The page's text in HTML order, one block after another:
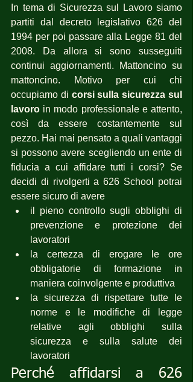
In tema di Sicurezza sul Lavoro siamo
partiti dal decreto legislativo 626 del
1994 per poi passare alla Legge 81 del
2008. Da allora si sono susseguiti
continui aggiornamenti. Mattoncino su
mattoncino. Motivo per cui chi
occupiamo di corsi sulla sicurezza sul
lavoro in modo professionale e attento,
così da essere costantemente sul
pezzo. Hai mai pensato a quali vantaggi
si possono avere scegliendo un ente di
fiducia a cui affidare tutti i corsi? Se
decidi di rivolgerti a 626 School potrai
essere sicuro di avere
il pieno controllo sugli obblighi di
prevenzione e protezione dei
lavoratori
la certezza di erogare le ore
obbligatorie di formazione in
maniera coinvolgente e produttiva
la sicurezza di rispettare tutte le
norme e le modifiche di legge
relative agli obblighi sulla
sicurezza e sulla salute dei
lavoratori
Perché affidarsi a 626